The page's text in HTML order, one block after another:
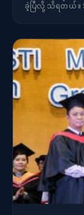
ခဲ့ပြီလို့ သိရတယ်